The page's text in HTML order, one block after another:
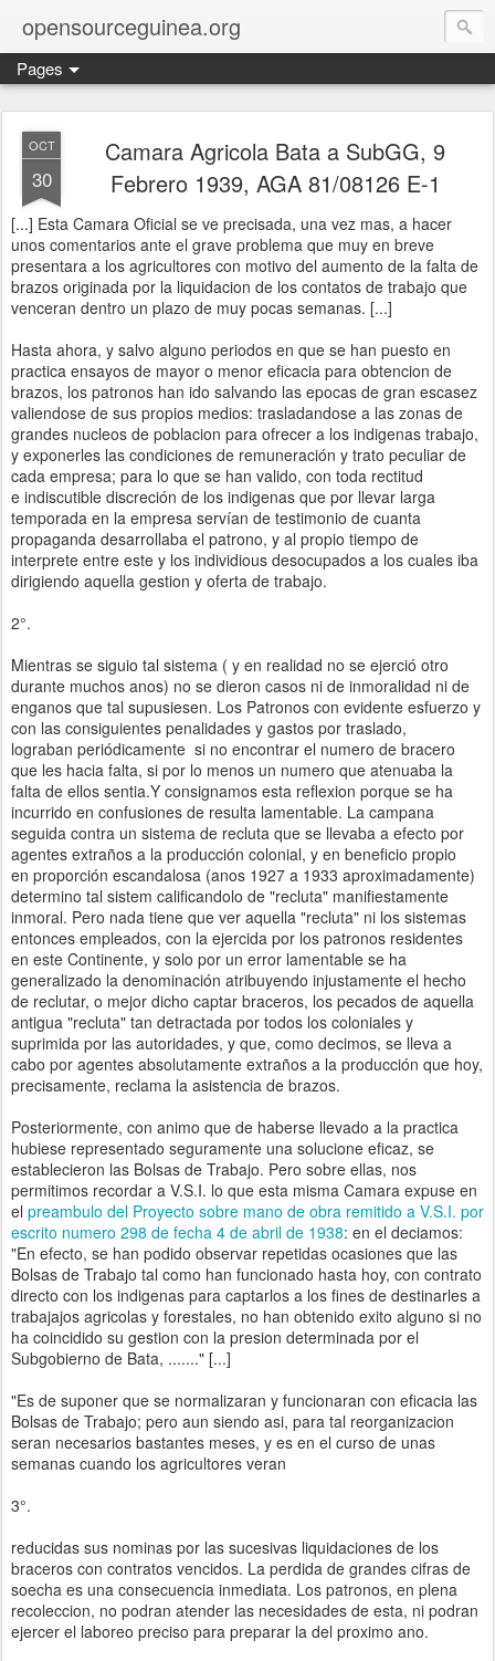
opensourceguinea.org
Pages
OCT
30
Camara Agricola Bata a SubGG, 9
Febrero 1939, AGA 81/08126 E-1
[...] Esta Camara Oficial se ve precisada, una vez mas, a hacer
unos comentarios ante el grave problema que muy en breve
presentara a los agricultores con motivo del aumento de la falta de
brazos originada por la liquidacion de los contatos de trabajo que
venceran dentro un plazo de muy pocas semanas. [...]
Hasta ahora, y salvo alguno periodos en que se han puesto en
practica ensayos de mayor o menor eficacia para obtencion de
brazos, los patronos han ido salvando las epocas de gran escasez
valiendose de sus propios medios: trasladandose a las zonas de
grandes nucleos de poblacion para ofrecer a los indigenas trabajo,
y exponerles las condiciones de remuneración y trato peculiar de
cada empresa; para lo que se han valido, con toda rectitud
e indiscutible discreción de los indigenas que por llevar larga
temporada en la empresa servían de testimonio de cuanta
propaganda desarrollaba el patrono, y al propio tiempo de
interprete entre este y los individious desocupados a los cuales iba
dirigiendo aquella gestion y oferta de trabajo.
2°.
Mientras se siguio tal sistema ( y en realidad no se ejerció otro
durante muchos anos) no se dieron casos ni de inmoralidad ni de
enganos que tal supusiesen. Los Patronos con evidente esfuerzo y
con las consiguientes penalidades y gastos por traslado,
lograban periódicamente si no encontrar el numero de bracero
que les hacia falta, si por lo menos un numero que atenuaba la
falta de ellos sentia.Y consignamos esta reflexion porque se ha
incurrido en confusiones de resulta lamentable. La campana
seguida contra un sistema de recluta que se llevaba a efecto por
agentes extraños a la producción colonial, y en beneficio propio
en proporción escandalosa (anos 1927 a 1933 aproximadamente)
determino tal sistem calificandolo de "recluta" manifiestamente
inmoral. Pero nada tiene que ver aquella "recluta" ni los sistemas
entonces empleados, con la ejercida por los patronos residentes
en este Continente, y solo por un error lamentable se ha
generalizado la denominación atribuyendo injustamente el hecho
de reclutar, o mejor dicho captar braceros, los pecados de aquella
antigua "recluta" tan detractada por todos los coloniales y
suprimida por las autoridades, y que, como decimos, se lleva a
cabo por agentes absolutamente extraños a la producción que hoy,
precisamente, reclama la asistencia de brazos.
Posteriormente, con animo que de haberse llevado a la practica
hubiese representado seguramente una solucione eficaz, se
establecieron las Bolsas de Trabajo. Pero sobre ellas, nos
permitimos recordar a V.S.I. lo que esta misma Camara expuse en
el preambulo del Proyecto sobre mano de obra remitido a V.S.I. por
escrito numero 298 de fecha 4 de abril de 1938: en el deciamos:
"En efecto, se han podido observar repetidas ocasiones que las
Bolsas de Trabajo tal como han funcionado hasta hoy, con contrato
directo con los indigenas para captarlos a los fines de destinarles a
trabajajos agricolas y forestales, no han obtenido exito alguno si no
ha coincidido su gestion con la presion determinada por el
Subgobierno de Bata, ......." [...]
"Es de suponer que se normalizaran y funcionaran con eficacia las
Bolsas de Trabajo; pero aun siendo asi, para tal reorganizacion
seran necesarios bastantes meses, y es en el curso de unas
semanas cuando los agricultores veran
3°.
reducidas sus nominas por las sucesivas liquidaciones de los
braceros con contratos vencidos. La perdida de grandes cifras de
soecha es una consecuencia inmediata. Los patronos, en plena
recoleccion, no podran atender las necesidades de esta, ni podran
ejercer el laboreo preciso para preparar la del proximo ano.